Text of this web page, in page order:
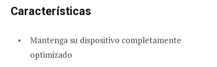
Características
Mantenga su dispositivo completamente
optimizado